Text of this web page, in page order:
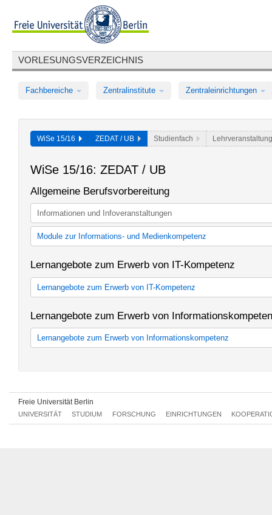
VORLESUNGSVERZEICHNIS
Fachbereiche Zentralinstitute Zentraleinrichtungen
WiSe 15/16 ZEDAT / UB Studienfach Lehrveranstaltung
WiSe 15/16: ZEDAT / UB
Allgemeine Berufsvorbereitung
Informationen und Infoveranstaltungen
Module zur Informations- und Medienkompetenz
Module zur Informations- und Medienkompetenz (ABV-
Lernangebote zum Erwerb von IT-Kompetenz
Lernangebote zum Erwerb von IT-Kompetenz
Textverarbeitung und Tabellenkalkulation
Grafik und Präsentation
Statistik, Datenbanken und Projektmanagement
Lernangebote zum Erwerb von
Lernangebote zum Erwerb von Informationskompetenz
Kompaktkurse
Intensivkurse
Literaturverwaltungsprogramme
Fachbezogene Coachings
Freie Universität Berlin
UNIVERSITÄT STUDIUM FORSCHUNG EINRICHTUNGEN